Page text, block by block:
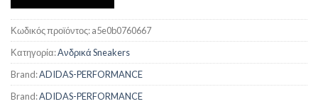
€134,00.
€115,33.
Κωδικός προϊόντος:a5e0b0760667
Κατηγορία:Ανδρικά Sneakers
Brand:ADIDAS-PERFORMANCE
Brand:ADIDAS-PERFORMANCE